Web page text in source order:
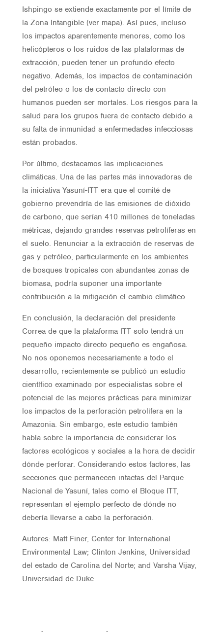
Ishpingo se extiende exactamente por el límite de
la Zona Intangible (ver mapa). Así pues, incluso
los impactos aparentemente menores, como los
helicópteros o los ruidos de las plataformas de
extracción, pueden tener un profundo efecto
negativo. Además, los impactos de contaminación
del petróleo o los de contacto directo con
humanos pueden ser mortales. Los riesgos para la
salud para los grupos fuera de contacto debido a
su falta de inmunidad a enfermedades infecciosas
están probados.
Por último, destacamos las implicaciones
climáticas. Una de las partes más innovadoras de
la iniciativa Yasuní-ITT era que el comité de
gobierno prevendría de las emisiones de dióxido
de carbono, que serían 410 millones de toneladas
métricas, dejando grandes reservas petrolíferas en
el suelo. Renunciar a la extracción de reservas de
gas y petróleo, particularmente en los ambientes
de bosques tropicales con abundantes zonas de
biomasa, podría suponer una importante
contribución a la mitigación el cambio climático.
En conclusión, la declaración del presidente
Correa de que la plataforma ITT solo tendrá un
pequeño impacto directo pequeño es engañosa.
No nos oponemos necesariamente a todo el
desarrollo, recientemente se publicó un estudio
científico examinado por especialistas sobre el
potencial de las mejores prácticas para minimizar
los impactos de la perforación petrolífera en la
Amazonia. Sin embargo, este estudio también
habla sobre la importancia de considerar los
factores ecológicos y sociales a la hora de decidir
dónde perforar. Considerando estos factores, las
secciones que permanecen intactas del Parque
Nacional de Yasuní, tales como el Bloque ITT,
representan el ejemplo perfecto de dónde no
debería llevarse a cabo la perforación.
Autores: Matt Finer, Center for International
Environmental Law; Clinton Jenkins, Universidad
del estado de Carolina del Norte; and Varsha Vijay,
Universidad de Duke